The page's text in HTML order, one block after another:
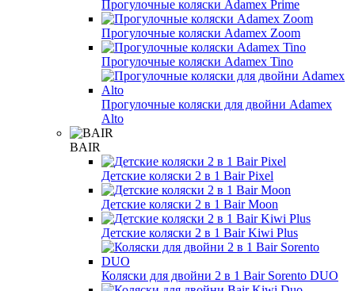
Прогулочные коляски Adamex Prime
Прогулочные коляски Adamex Zoom
Прогулочные коляски Adamex Tino
Прогулочные коляски для двойни Adamex
Alto
BAIR
Детские коляски 2 в 1 Bair Pixel
Детские коляски 2 в 1 Bair Moon
Детские коляски 2 в 1 Bair Kiwi Plus
Коляски для двойни 2 в 1 Bair Sorento DUO